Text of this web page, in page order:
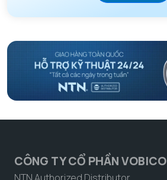
CÔNG TY CỔ PHẦN VOBICO